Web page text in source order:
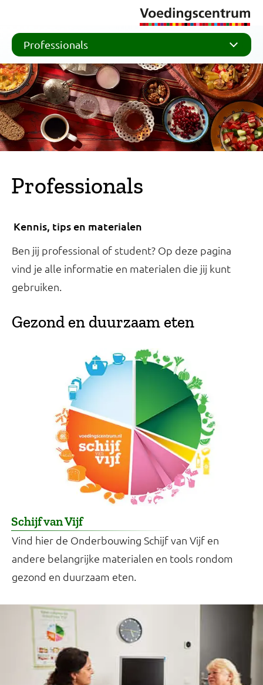
Professionals
Kennis, tips en materialen
Professionals
Ben jij professional of student? Op deze pagina
vind je alle informatie en materialen die jij kunt
gebruiken.
Gezond en duurzaam eten
Schijf van Vijf
Vind hier de Onderbouwing Schijf van Vijf en
andere belangrijke materialen en tools rondom
gezond en duurzaam eten.